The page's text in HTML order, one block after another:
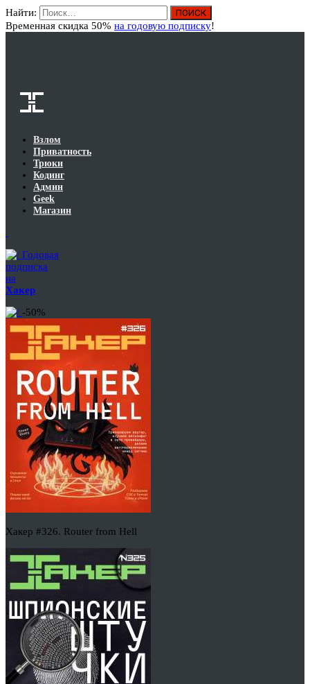
Найти:
Временная скидка 50% на годовую подписку!
Взлом
Приватность
Трюки
Кодинг
Админ
Geek
Магазин
Годовая
подписка
на
Хакер
-50%
Хакер #326. Router from Hell